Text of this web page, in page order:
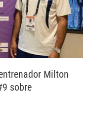
Milton
sobre